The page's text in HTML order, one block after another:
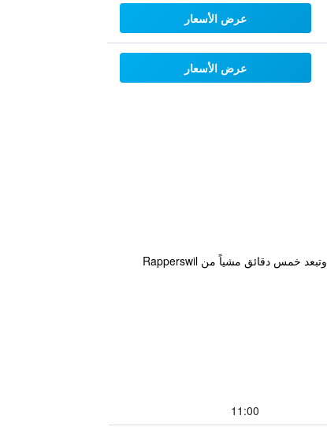
عرض الأسعار
عرض الأسعار
يقع الفندق في مدينة رابيرسويل-جونا و يوفر إنترنت لاسلكي مجاني في الأماكن العامة. المنطقة محاطة بمجموعة من المطاعم وتبعد خمس دقائق مشياً من Rapperswil
11:00